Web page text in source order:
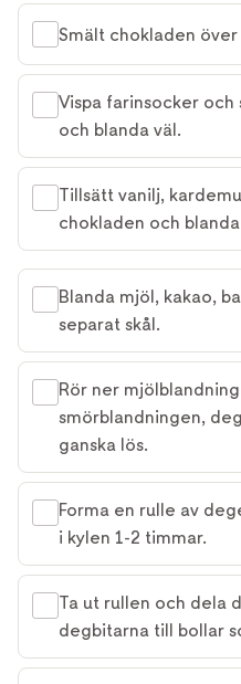
Smält chokladen
Vispa farinsocker och
och blanda väl.
Tillsätt vanilj,
chokladen och
Blanda mjöl, kakao,
separat skål.
Rör ner
smörblandningen,
ganska lös.
Forma en rulle av
i kylen 1-2 timmar.
Ta ut rullen och dela
degbitarna till bollar